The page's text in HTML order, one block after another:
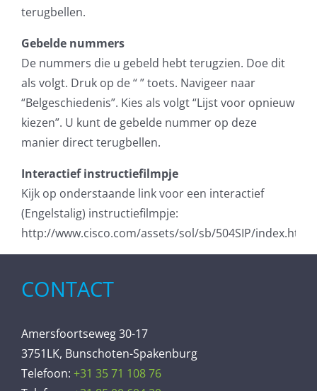
terugbellen.
Gebelde nummers
De nummers die u gebeld hebt terugzien. Doe dit
als volgt. Druk op de “ ” toets. Navigeer naar
“Belgeschiedenis”. Kies als volgt “Lijst voor opnieuw
kiezen”. U kunt de gebelde nummer op deze
manier direct terugbellen.
Interactief instructiefilmpje
Kijk op onderstaande link voor een interactief
(Engelstalig) instructiefilmpje:
http://www.cisco.com/assets/sol/sb/504SIP/index.html
CONTACT
Amersfoortseweg 30-17
3751LK, Bunschoten-Spakenburg
Telefoon: +31 35 71 108 76